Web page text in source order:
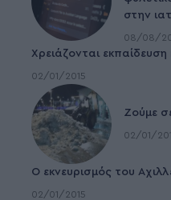
στην
08/08/
Χρειάζονται εκπαίδευση
02/01/2015
Ζούμε
02/01/
Ο εκνευρισμός του
02/01/2015